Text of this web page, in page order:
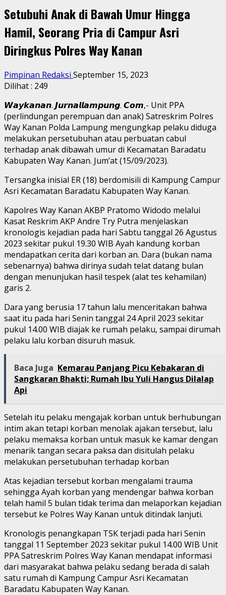
Setubuhi Anak di Bawah Umur Hingga
Hamil, Seorang Pria di Campur Asri
Diringkus Polres Way Kanan
Pimpinan Redaksi September 15, 2023
Dilihat : 249
𝙒𝙖𝙮𝙠𝙖𝙣𝙖𝙣. 𝙅𝙪𝙧𝙣𝙖𝙡𝙡𝙖𝙢𝙥𝙪𝙣𝙜. 𝘾𝙤𝙢,- Unit PPA
(perlindungan perempuan dan anak) Satreskrim Polres
Way Kanan Polda Lampung mengungkap pelaku diduga
melakukan persetubuhan atau perbuatan cabul
terhadap anak dibawah umur di Kecamatan Baradatu
Kabupaten Way Kanan. Jum’at (15/09/2023).
Tersangka inisial ER (18) berdomisili di Kampung Campur
Asri Kecamatan Baradatu Kabupaten Way Kanan.
Kapolres Way Kanan AKBP Pratomo Widodo melalui
Kasat Reskrim AKP Andre Try Putra menjelaskan
kronologis kejadian pada hari Sabtu tanggal 26 Agustus
2023 sekitar pukul 19.30 WIB Ayah kandung korban
mendapatkan cerita dari korban an. Dara (bukan nama
sebenarnya) bahwa dirinya sudah telat datang bulan
dengan menunjukan hasil tespek (alat tes kehamilan)
garis 2.
Dara yang berusia 17 tahun lalu menceritakan bahwa
saat itu pada hari Senin tanggal 24 April 2023 sekitar
pukul 14.00 WIB diajak ke rumah pelaku, sampai dirumah
pelaku lalu korban disuruh masuk.
Baca Juga Kemarau Panjang Picu Kebakaran di
Sangkaran Bhakti; Rumah Ibu Yuli Hangus Dilalap
Api
Setelah itu pelaku mengajak korban untuk berhubungan
intim akan tetapi korban menolak ajakan tersebut, lalu
pelaku memaksa korban untuk masuk ke kamar dengan
menarik tangan secara paksa dan disitulah pelaku
melakukan persetubuhan terhadap korban
Atas kejadian tersebut korban mengalami trauma
sehingga Ayah korban yang mendengar bahwa korban
telah hamil 5 bulan tidak terima dan melaporkan kejadian
tersebut ke Polres Way Kanan untuk ditindak lanjuti.
Kronologis penangkapan TSK terjadi pada hari Senin
tanggal 11 September 2023 sekitar pukul 14.00 WIB Unit
PPA Satreskrim Polres Way Kanan mendapat informasi
dari masyarakat bahwa pelaku sedang berada di salah
satu rumah di Kampung Campur Asri Kecamatan
Baradatu Kabupaten Way Kanan.